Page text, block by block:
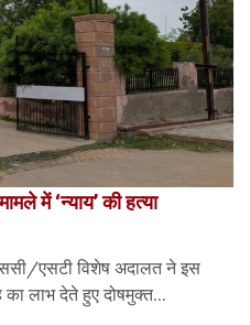
में ‘न्याय’ की हत्या
एसटी विशेष अदालत ने इस
लाभ देते हुए दोषमुक्त...